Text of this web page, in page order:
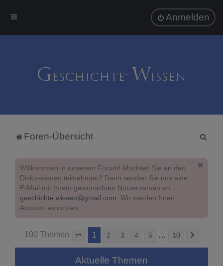
Anmelden
Foren-Übersicht
Willkommen in unserem Forum! Möchten Sie an den
Diskussionen teilnehmen? Dann senden Sie uns eine
E-Mail mit Ihrem gewünschten Nutzernamen an
geschichte.wissen@gmail.com. Wir werden Ihren
Account einrichten.
100 Themen Seite von 10
1 2 3 4 5 … 10
Aktuelle Themen